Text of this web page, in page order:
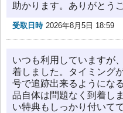
助かります。ありがとう
受取日時 2026年8月5日 18:59
いつも利用していますが
着しました。タイミング
号で追跡出来るようにな
品自体は問題なく到着し
い特典もしっかり付いて